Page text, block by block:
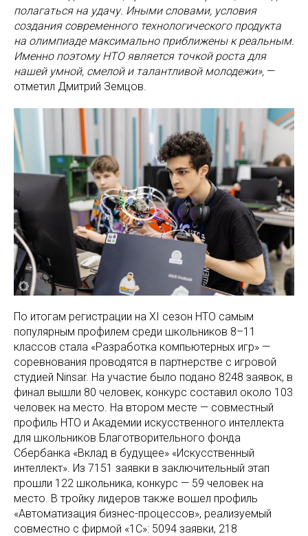
полагаться на удачу. Иными словами, условия
создания современного технологического продукта
на олимпиаде максимально приближены к реальным.
Именно поэтому НТО является точкой роста для
нашей умной, смелой и талантливой молодежи», —
отметил Дмитрий Земцов.
По итогам регистрации на XI сезон НТО самым
популярным профилем среди школьников 8–11
классов стала «Разработка компьютерных игр» —
соревнования проводятся в партнерстве с игровой
студией Ninsar. На участие было подано 8248 заявок, в
финал вышли 80 человек, конкурс составил около 103
человек на место. На втором месте — совместный
профиль НТО и Академии искусственного интеллекта
для школьников Благотворительного фонда
Сбербанка «Вклад в будущее» «Искусственный
интеллект». Из 7151 заявки в заключительный этап
прошли 122 школьника, конкурс — 59 человек на
место. В тройку лидеров также вошел профиль
«Автоматизация бизнес-процессов», реализуемый
совместно с фирмой «1С‎‎»: 5094 заявки, 218